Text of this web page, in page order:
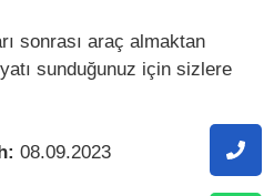
sonrası araç almaktan
sunduğunuz için sizlere
08.09.2023